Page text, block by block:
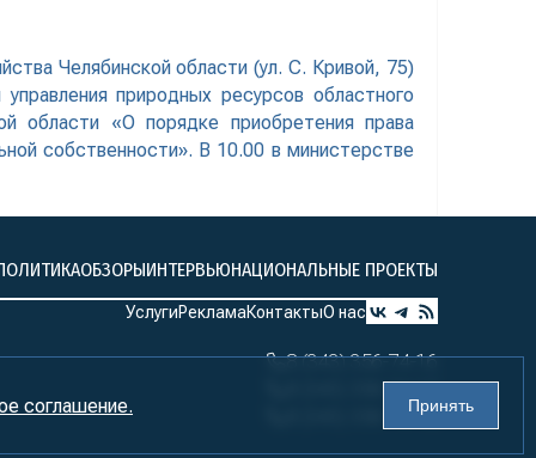
Челябинской области (ул. С. Кривой, 75)
природных ресурсов областного
области «О порядке приобретения права
собственности». В 10.00 в министерстве
ОБЗОРЫИНТЕРВЬЮНАЦИОНАЛЬНЫЕ ПРОЕКТЫ
УслугиРекламаКонтактыО нас
8 (343) 356-74-16
8 (343) 356-74-17
8 (343) 356-74-18
соглашение. Принять